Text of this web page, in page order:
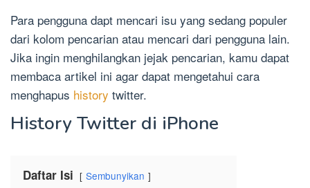
Para pengguna dapt mencari isu yang sedang populer
dari kolom pencarian atau mencari dari pengguna lain.
Jika ingin menghilangkan jejak pencarian, kamu dapat
membaca artikel ini agar dapat mengetahui cara
menghapus history twitter.
History Twitter di iPhone
Daftar Isi Sembunyikan